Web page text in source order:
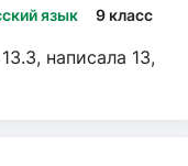
язык 9 класс
написала 13,